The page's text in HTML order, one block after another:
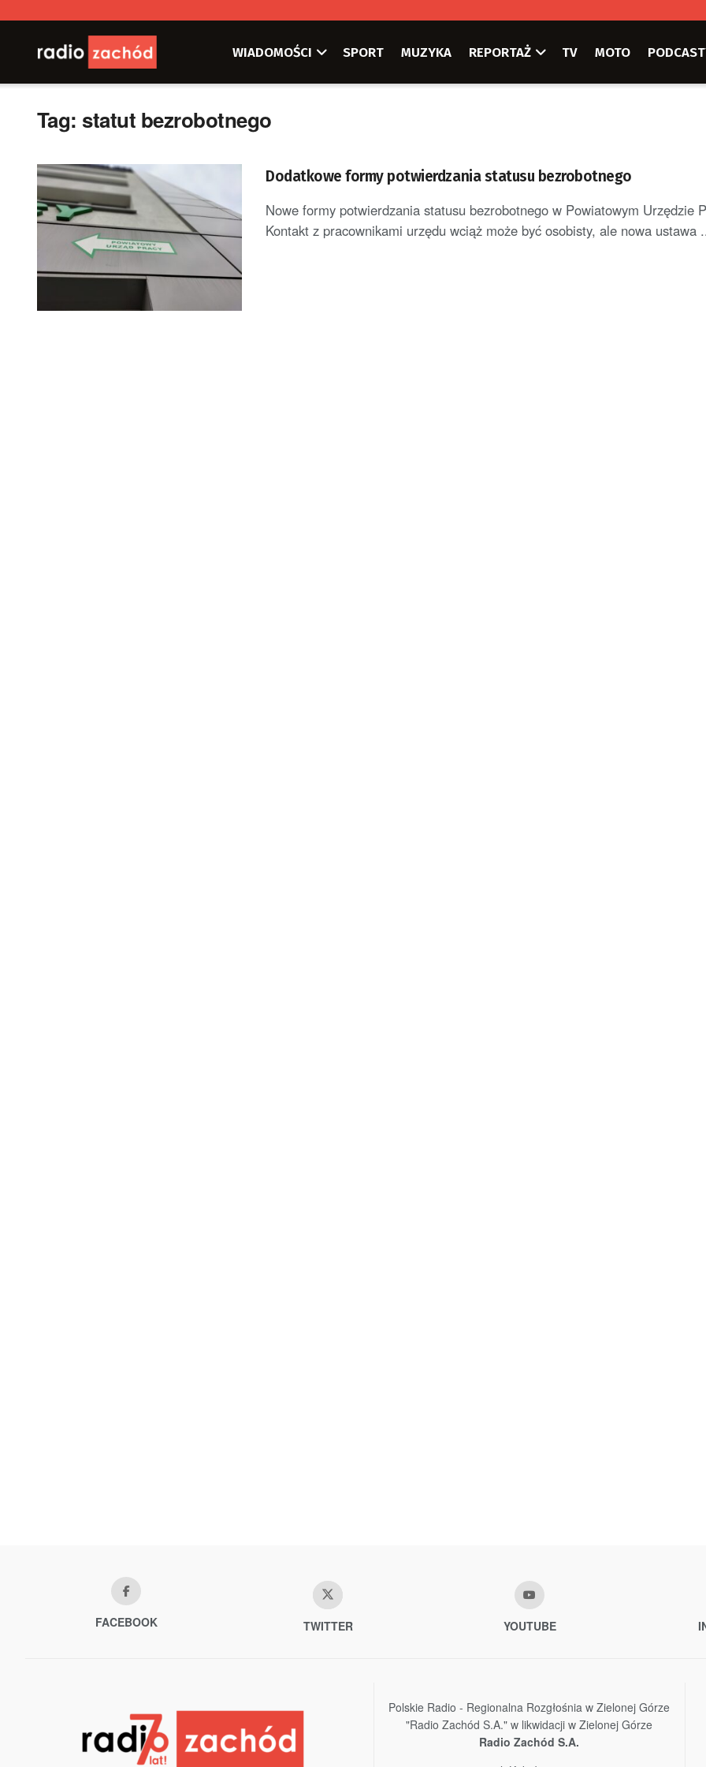
WIADOMOŚCI SPORT MUZYKA REPORTAŻ TV MOTO
Tag: statut bezrobotnego
Dodatkowe formy potwierdzania statusu bezrobotnego
Nowe formy potwierdzania statusu bezrobotnego w Powiatowym Urzędzie
Kontakt z pracownikami urzędu wciąż może być osobisty, ale nowa ustawa
FACEBOOK TWITTER YOUTUBE
Polskie Radio - Regionalna Rozgłośnia w Zielonej Górze
"Radio Zachód S.A." w likwidacji w Zielonej Górze
Radio Zachód S.A.